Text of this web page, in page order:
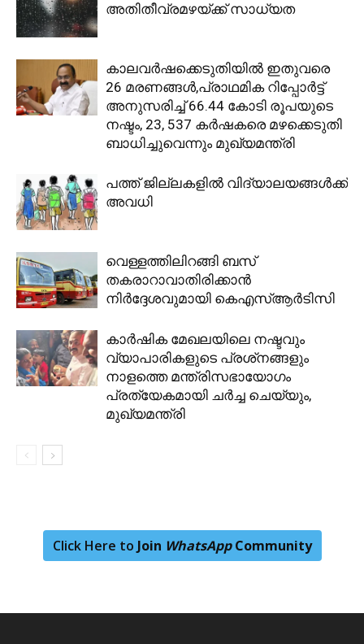
അതിതീവ്രമഴയ്ക്ക് സാധ്യത
കാലവര്‍ഷക്കെടുതിയില്‍ ഇതുവരെ
26 മരണങ്ങള്‍,പ്രാഥമിക റിപ്പോര്‍ട്ട്
അനുസരിച്ച് 66.44 കോടി രൂപയുടെ
നഷ്ടം, 23, 537 കര്‍ഷകരെ മഴക്കെടുതി
ബാധിച്ചുവെന്നും മുഖ്യമന്ത്രി
പത്ത് ജില്ലകളില്‍ വിദ്യാലയങ്ങള്‍ക്ക്
അവധി
വെള്ളത്തിലിറങ്ങി ബസ്
തകരാറാവാതിരിക്കാന്‍
നിര്‍ദ്ദേശവുമായി കെഎസ്ആര്‍ടിസി
കാര്‍ഷിക മേഖലയിലെ നഷ്ടവും
വ്യാപാരികളുടെ പ്രശ്‌നങ്ങളും
നാളത്തെ മന്ത്രിസഭായോഗം
പ്രത്യേകമായി ചര്‍ച്ച ചെയ്യും,
മുഖ്യമന്ത്രി
Click Here to Join WhatsAppCommunity